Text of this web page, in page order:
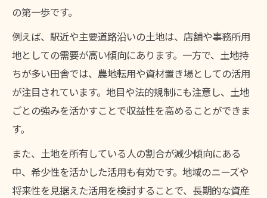
の第一歩です。
例えば、駅近や主要道路沿いの土地は、店舗や事務所用
地としての需要が高い傾向にあります。一方で、土地持
ちが多い田舎では、農地転用や資材置き場としての活用
が注目されています。地目や法的規制にも注意し、土地
ごとの強みを活かすことで収益性を高めることができま
す。
また、土地を所有している人の割合が減少傾向にある
中、希少性を活かした活用も有効です。地域のニーズや
将来性を見据えた活用を検討することで、長期的な資産